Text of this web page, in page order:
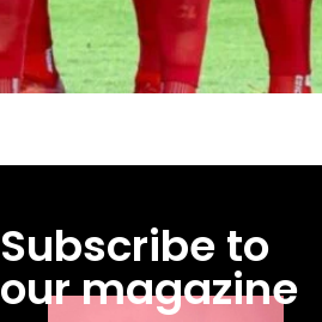
Subscribe to
our magazine